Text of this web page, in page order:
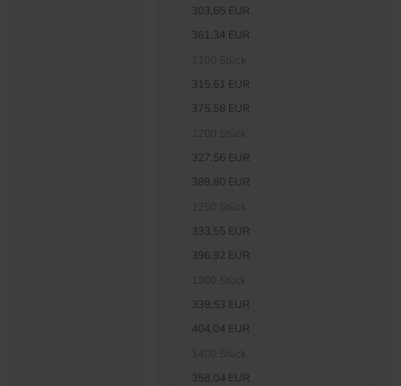
303,65 EUR
361,34 EUR
315,61 EUR
375,58 EUR
327,56 EUR
389,80 EUR
333,55 EUR
396,92 EUR
339,53 EUR
404,04 EUR
358,04 EUR